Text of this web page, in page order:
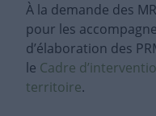
À la demande des
pour les
d’élaboration des
le Cadre
territoire.